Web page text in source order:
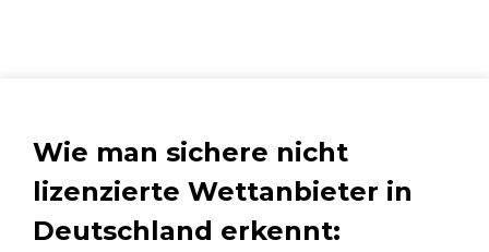
Wie man sichere nicht
lizenzierte Wettanbieter in
Deutschland erkennt: